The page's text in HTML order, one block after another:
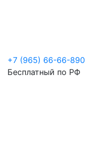
+7 (965) 66-66-890
Бесплатный по РФ